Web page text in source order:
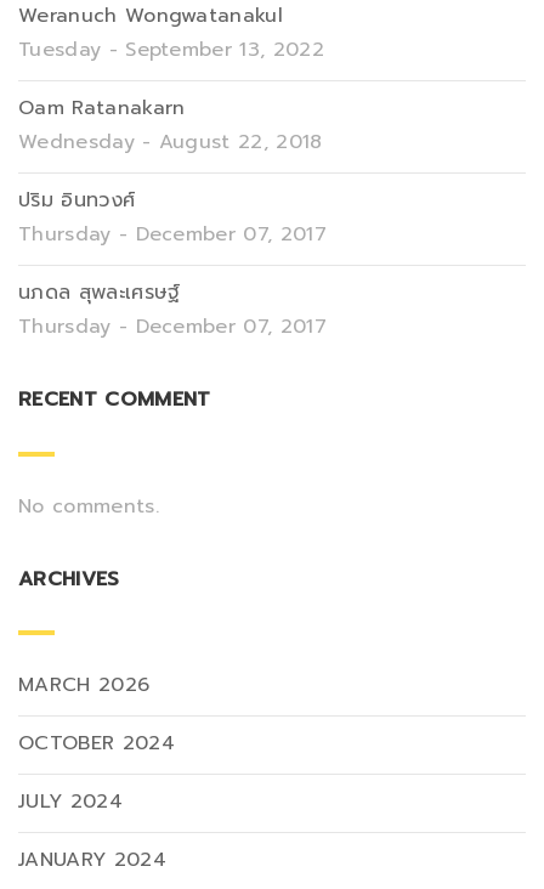
Weranuch Wongwatanakul
Tuesday - September 13, 2022
Oam Ratanakarn
Wednesday - August 22, 2018
ปริม อินทวงศ์
Thursday - December 07, 2017
นภดล สุพละเศรษฐ์
Thursday - December 07, 2017
RECENT COMMENT
No comments.
ARCHIVES
MARCH 2026
OCTOBER 2024
JULY 2024
JANUARY 2024